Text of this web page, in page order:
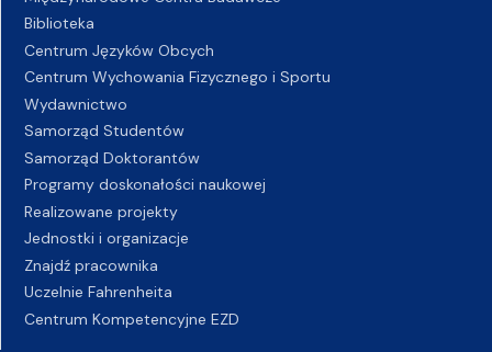
Biblioteka
Centrum Języków Obcych
Centrum Wychowania Fizycznego i Sportu
Wydawnictwo
Samorząd Studentów
Samorząd Doktorantów
Programy doskonałości naukowej
Realizowane projekty
Jednostki i organizacje
Znajdź pracownika
Uczelnie Fahrenheita
Centrum Kompetencyjne EZD